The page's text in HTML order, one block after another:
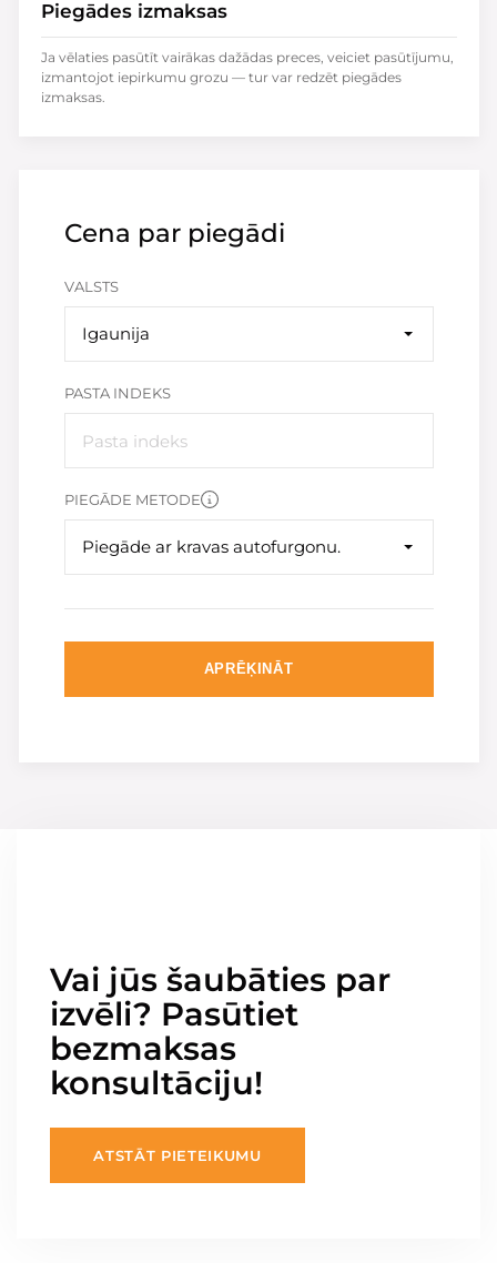
Cena par piegādi
VALSTS
Igaunija
PASTA INDEKS
PIEGĀDE METODE
Piegāde ar kravas autofurgonu.
APRĒĶINĀT
Piegādes izmaksas
Ja vēlaties pasūtīt vairākas dažādas preces, veiciet pasūtījumu,
izmantojot iepirkumu grozu — tur var redzēt piegādes
izmaksas.
Vai jūs šaubāties par
izvēli? Pasūtiet
bezmaksas
konsultāciju!
ATSTĀT PIETEIKUMU